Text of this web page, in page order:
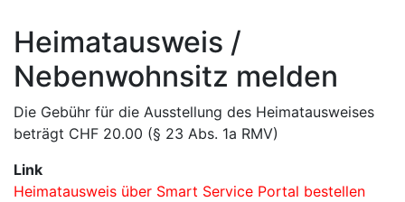
Heimatausweis /
Nebenwohnsitz melden
Die Gebühr für die Ausstellung des Heimatausweises
beträgt CHF 20.00 (§ 23 Abs. 1a RMV)
Link
Heimatausweis über Smart Service Portal bestellen